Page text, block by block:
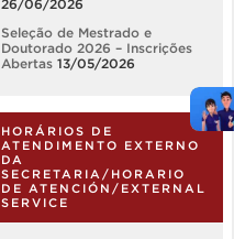
26/06/2026
Seleção de Mestrado e
Doutorado 2026 – Inscrições
Abertas 13/05/2026
HORÁRIOS DE
ATENDIMENTO EXTERNO
DA
SECRETARIA/HORARIO
DE ATENCIÓN/EXTERNAL
SERVICE